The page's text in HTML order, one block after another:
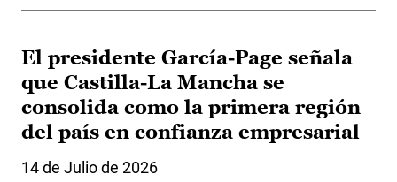
El presidente García-Page señala
que Castilla-La Mancha se
consolida como la primera región
del país en confianza empresarial
14 de Julio de 2026